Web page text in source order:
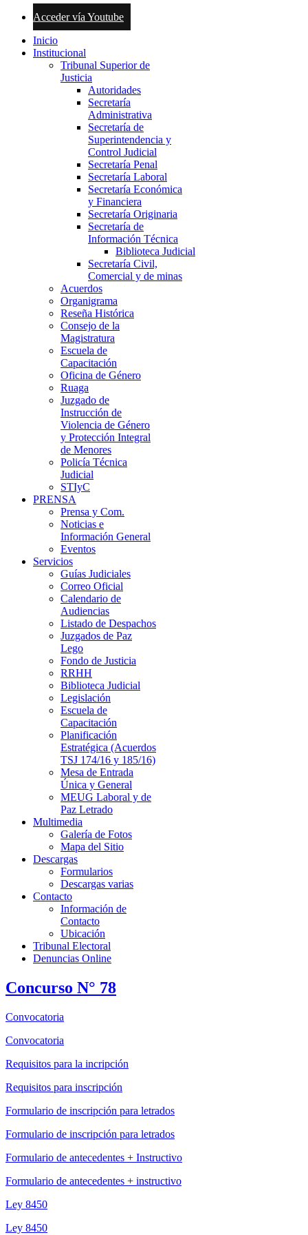
Acceder vía Youtube
Inicio
Institucional
Tribunal Superior de
Justicia
Autoridades
Secretaría
Administrativa
Secretaría de
Superintendencia y
Control Judicial
Secretaría Penal
Secretaría Laboral
Secretaría Económica
y Financiera
Secretaría Originaria
Secretaría de
Información Técnica
Biblioteca Judicial
Secretaría Civil,
Comercial y de minas
Acuerdos
Organigrama
Reseña Histórica
Consejo de la
Magistratura
Escuela de
Capacitación
Oficina de Género
Ruaga
Juzgado de
Instrucción de
Violencia de Género
y Protección Integral
de Menores
Policía Técnica
Judicial
STIyC
PRENSA
Prensa y Com.
Noticias e
Información General
Eventos
Servicios
Guías Judiciales
Correo Oficial
Calendario de
Audiencias
Listado de Despachos
Juzgados de Paz
Lego
Fondo de Justicia
RRHH
Biblioteca Judicial
Legislación
Escuela de
Capacitación
Planificación
Estratégica (Acuerdos
TSJ 174/16 y 185/16)
Mesa de Entrada
Única y General
MEUG Laboral y de
Paz Letrado
Multimedia
Galería de Fotos
Mapa del Sitio
Descargas
Formularios
Descargas varias
Contacto
Información de
Contacto
Ubicación
Tribunal Electoral
Denuncias Online
Concurso N° 78
Convocatoria
Convocatoria
Requisitos para la incripción
Requisitos para inscripción
Formulario de inscripción para letrados
Formulario de inscripción para letrados
Formulario de antecedentes + Instructivo
Formulario de antecedentes + instructivo
Ley 8450
Ley 8450